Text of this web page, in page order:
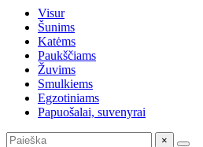
Visur
Šunims
Katėms
Paukščiams
Žuvims
Smulkiems
Egzotiniams
Papuošalai, suvenyrai
×